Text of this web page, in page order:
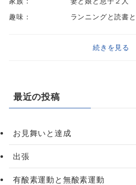
趣味：
ランニングと読書
続きを見る
最近の投稿
お見舞いと達成
出張
有酸素運動と無酸素運動